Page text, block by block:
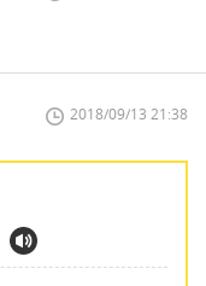
2018/09/13 21:38